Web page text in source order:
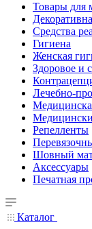
Товары
Средства
Гигиена
Женская
Здоровое и
Лечебно-
Репелленты
Шовный
Аксессуары
Печатная
Каталог